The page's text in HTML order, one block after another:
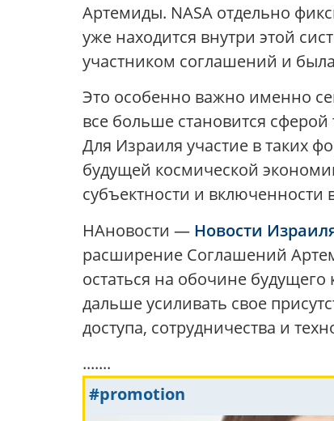
Артемиды. NASA отдельно
уже находится внутри этой
участником соглашений и
Это особенно важно именно
все больше становится
Для Израиля участие в таких
будущей космической
субъектности и включенности
НАновости — Новости
расширение Соглашений
остаться на обочине
дальше усиливать свое
доступа, сотрудничества и
.......
#promotion